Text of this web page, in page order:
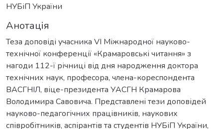
НУБіП України
Анотація
Теза доповіді учасника VI Міжнародної науково-
технічної конференції «Крамаровські читання» з
нагоди 112-ї річниці від дня народження доктора
технічних наук, професора, члена-кореспондента
ВАСГНІЛ, віце-президента УАСГН Крамарова
Володимира Савовича. Представлені тези доповідей
науково-педагогічних працівників, наукових
співробітників, аспірантів та студентів НУБіП України,